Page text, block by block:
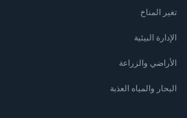
تغير المناخ
الإدارة البيئية
الأراضي والزراعة
البحار والمياه العذبة